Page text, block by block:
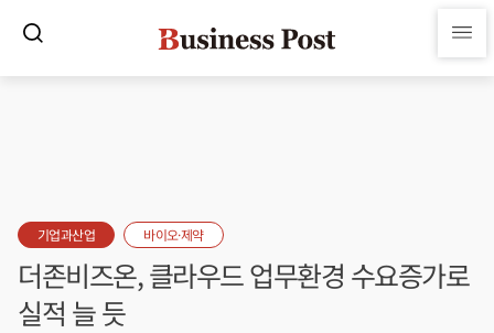
기업과산업 바이오·제약
더존비즈온, 클라우드 업무환경 수요증가로
실적 늘 듯